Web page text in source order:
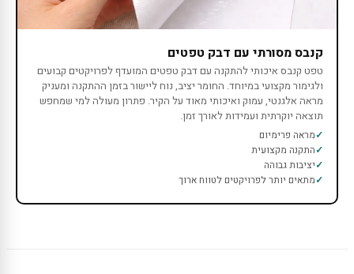
קנבס מסורתי עם דבק טפטים
טפט קנבס איכותי להתקנה עם דבק טפטים המועדף לפרויקטים קבועים
ולגימור מקצועי במיוחד. החומר יציב, נוח ליישור בזמן ההתקנה ומעניק
מראה אלגנטי, עמוק ואיכותי מאוד על הקיר. פתרון מעולה למי שמחפש
תוצאה יוקרתית ועמידות לאורך זמן.
מראה פרימיום
התקנה מקצועית
יציבות גבוהה
מתאים יותר לפרויקטים לטווח ארוך